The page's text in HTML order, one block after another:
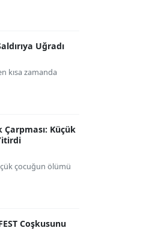
Uğradı
kısa zamanda
Küçük
çocuğun ölümü
Coşkusunu